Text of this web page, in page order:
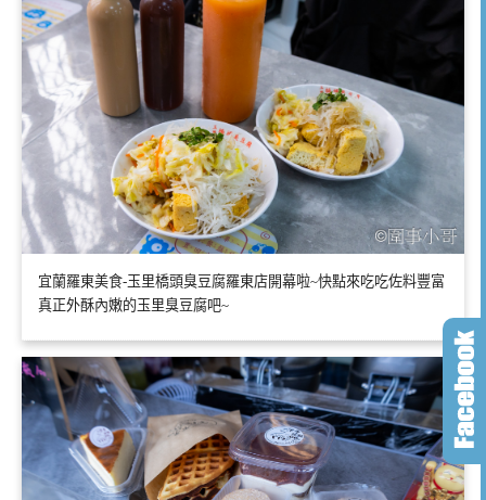
宜蘭羅東美食-玉里橋頭臭豆腐羅東店開幕啦~快點來吃吃佐料豐富
真正外酥內嫩的玉里臭豆腐吧~